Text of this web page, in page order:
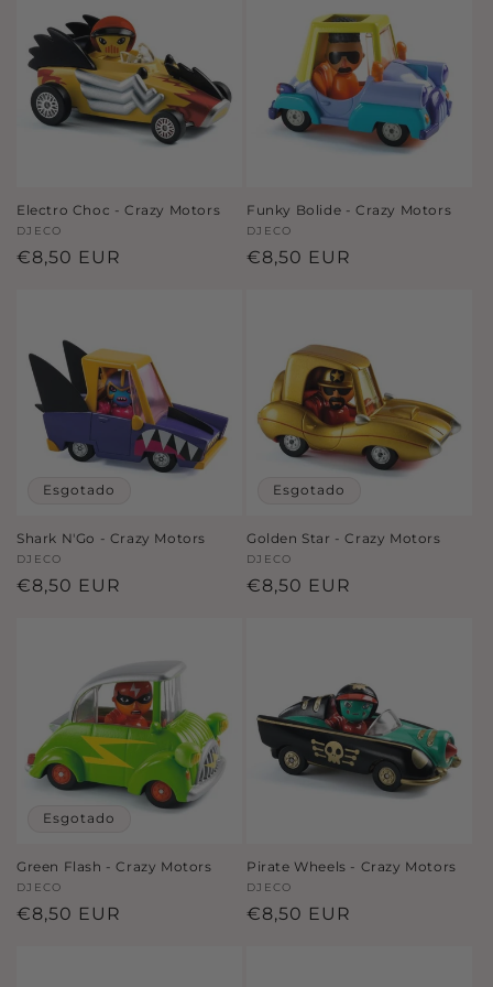
ã
o
Electro Choc - Crazy Motors
Fornecedor:
DJECO
Preço
€8,50 EUR
Funky Bolide - Crazy Motors
Fornecedor:
DJECO
Preço
€8,50 EUR
Esgotado
Shark N'Go - Crazy Motors
Fornecedor:
DJECO
Preço
€8,50 EUR
Esgotado
Golden Star - Crazy Motors
Fornecedor:
DJECO
Preço
€8,50 EUR
Esgotado
Green Flash - Crazy Motors
Fornecedor:
DJECO
Preço
€8,50 EUR
Pirate Wheels - Crazy Motors
Fornecedor:
DJECO
Preço
€8,50 EUR